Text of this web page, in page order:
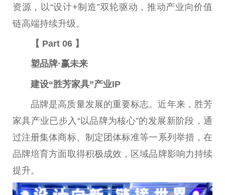
资源，以“设计+制造”双轮驱动，推动产业向价值
链高端持续升级。
【 Part 06 】
塑品牌·赢未来
建设“胜芳家具”产业IP
品牌是高质量发展的重要标志。近年来，胜芳
家具产业已步入“以品牌为核心”的发展新阶段，通
过注册集体商标、制定团体标准等一系列举措，在
品牌培育方面取得积极成效，区域品牌影响力持续
提升。